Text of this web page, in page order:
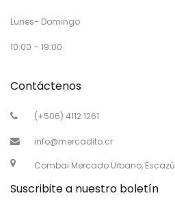
Lunes- Domingo
10:00 – 19:00
Contáctenos
(+506) 4112 1261
info@mercadito.cr
Combai Mercado Urbano, Escazú
Suscribite a nuestro boletín